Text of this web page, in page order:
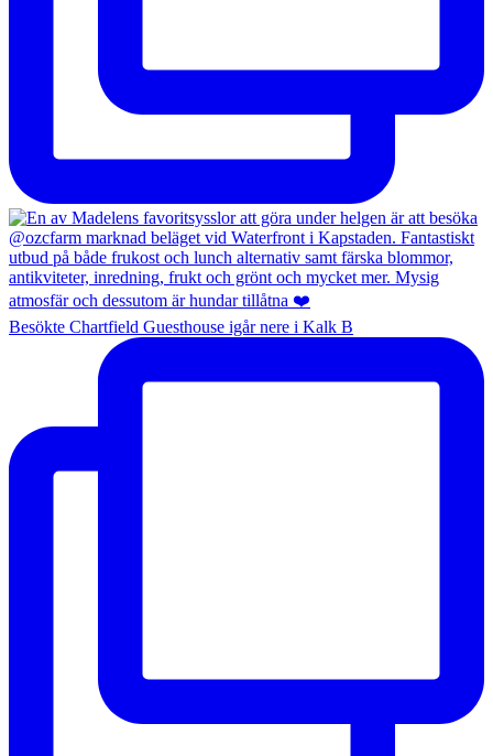
Besökte Chartfield Guesthouse igår nere i Kalk B